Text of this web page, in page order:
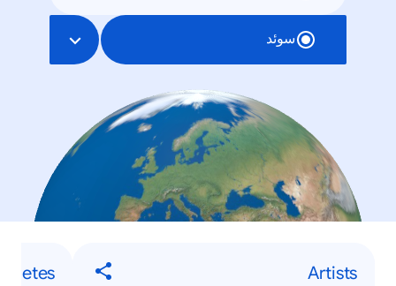
سوئد
Artists